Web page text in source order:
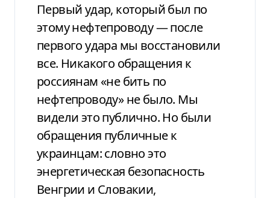
Первый удар, который был по
этому нефтепроводу — после
первого удара мы восстановили
все. Никакого обращения к
россиянам «не бить по
нефтепроводу» не было. Мы
видели это публично. Но были
обращения публичные к
украинцам: словно это
энергетическая безопасность
Венгрии и Словакии,